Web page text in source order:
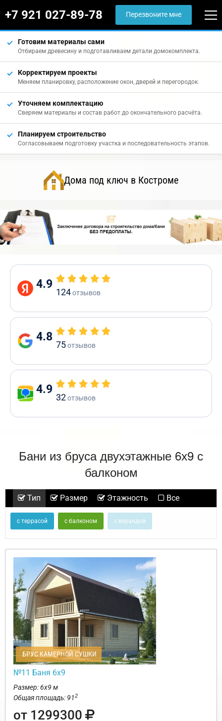
+7 921 027-89-78 Перезвоните мне
Готовим материалы сами
Отбираем древесину и подготавливаем детали домокомплекта.
Корректируем проекты
Меняем планировку, расположение окон, дверей и перегородок.
Уточняем комплектацию
Сверяем материалы и состав работ до окончательного расчёта.
Планируем строительство
Согласовываем подготовку участка и последовательность этапов.
Дома под ключ в Костроме
4.9
124отзывов
4.8
75отзывов
4.9
32отзывов
Бани из бруса двухэтажные 6х9 с
балконом
Тип Размер Этажность Все
с террасой с балконом с верандой
БРУС КАМЕРНОЙ СУШКИ
№11 Баня 6х9
Размер: 6х9 м
Общая площадь: 912
от 1299300